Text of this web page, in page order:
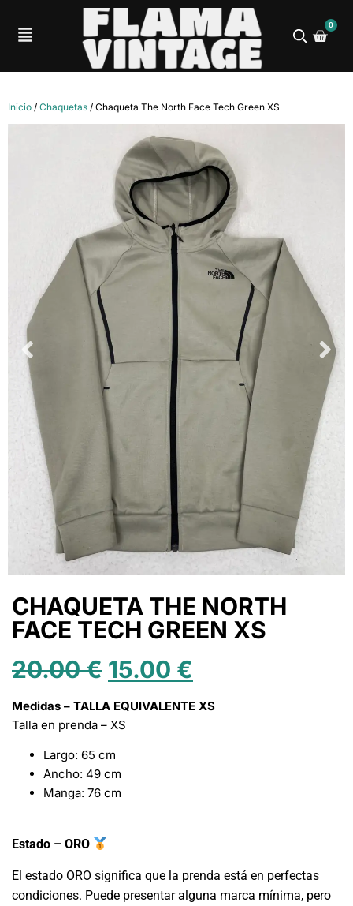
0
Inicio / Chaquetas / Chaqueta The North Face Tech Green XS
CHAQUETA THE NORTH
FACE TECH GREEN XS
20.00€ 15.00 €
Medidas – TALLA EQUIVALENTE XS
Talla en prenda – XS
Largo: 65 cm
Ancho: 49 cm
Manga: 76 cm
Estado – ORO
El estado ORO significa que la prenda está en perfectas
condiciones. Puede presentar alguna marca mínima, pero